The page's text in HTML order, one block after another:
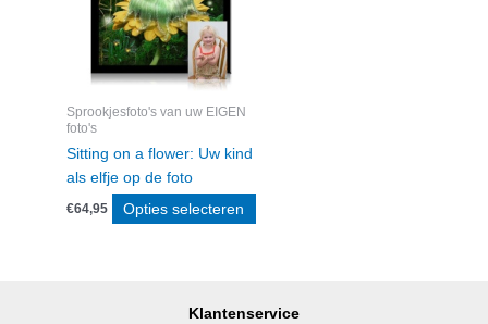
Sprookjesfoto's van uw EIGEN
foto's
Sitting on a flower: Uw kind
als elfje op de foto
€64,95 Opties selecteren
Klantenservice